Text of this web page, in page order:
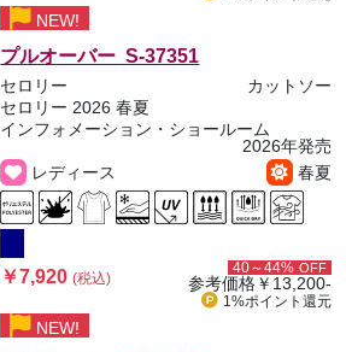
NEW!
プルオーバー S-37351
セロリー
カットソー
セロリー 2026 春夏
インフォメーション・ショールーム
2026年発売
レディース
春夏
￥7,920(税込)
40～44% OFF
参考価格￥13,200-
1%ポイント 還元
NEW!